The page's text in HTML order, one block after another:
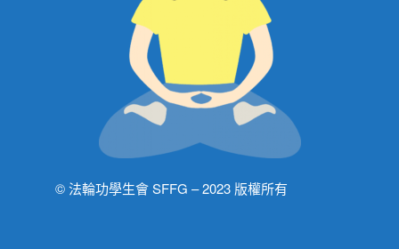
© 法輪功學生會 SFFG – 2023 版權所有